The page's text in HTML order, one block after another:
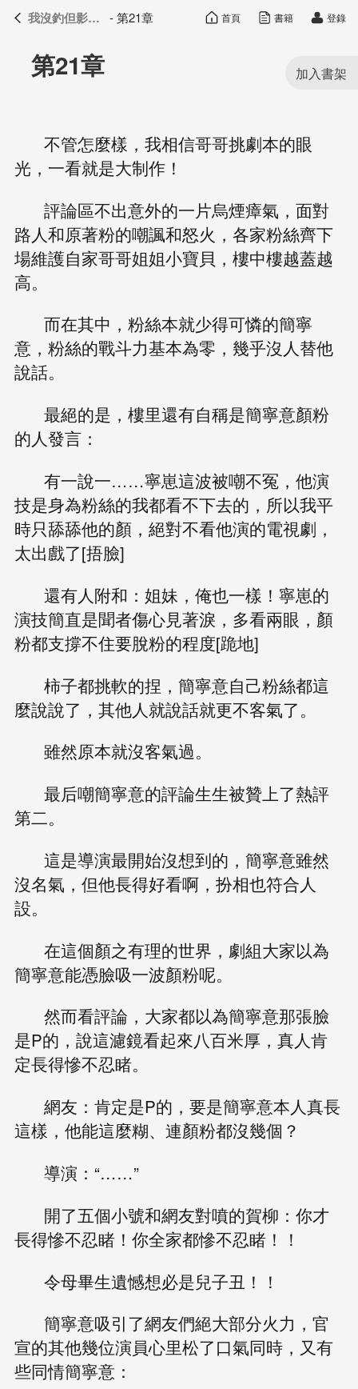
我沒釣但影帝真香了 目錄
第21章
不管怎麼樣，我相信哥哥挑劇本的眼
光，一看就是大制作！
評論區不出意外的一片烏煙瘴氣，面對
路人和原著粉的嘲諷和怒火，各家粉絲齊下
場維護自家哥哥姐姐小寶貝，樓中樓越蓋越
高。
而在其中，粉絲本就少得可憐的簡寧
意，粉絲的戰斗力基本為零，幾乎沒人替他
說話。
最絕的是，樓里還有自稱是簡寧意顏粉
的人發言：
有一說一……寧崽這波被嘲不冤，他演
技是身為粉絲的我都看不下去的，所以我平
時只舔舔他的顏，絕對不看他演的電視劇，
太出戲了[捂臉]
還有人附和：姐妹，俺也一樣！寧崽的
演技簡直是聞者傷心見著淚，多看兩眼，顏
粉都支撐不住要脫粉的程度[跪地]
柿子都挑軟的捏，簡寧意自己粉絲都這
麼說說了，其他人就說話就更不客氣了。
雖然原本就沒客氣過。
最后嘲簡寧意的評論生生被贊上了熱評
第二。
這是導演最開始沒想到的，簡寧意雖然
沒名氣，但他長得好看啊，扮相也符合人
設。
在這個顏之有理的世界，劇組大家以為
簡寧意能憑臉吸一波顏粉呢。
然而看評論，大家都以為簡寧意那張臉
是P的，說這濾鏡看起來八百米厚，真人肯
定長得慘不忍睹。
網友：肯定是P的，要是簡寧意本人真長
這樣，他能這麼糊、連顏粉都沒幾個？
導演：“……”
開了五個小號和網友對噴的賀柳：你才
長得慘不忍睹！你全家都慘不忍睹！！
令母畢生遺憾想必是兒子丑！！
簡寧意吸引了網友們絕大部分火力，官
宣的其他幾位演員心里松了口氣同時，又有
些同情簡寧意：
我沒釣但影帝真香了 - 第21章 首頁 書籍 登錄